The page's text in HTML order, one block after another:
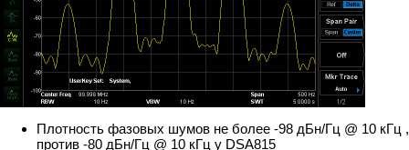
Плотность фазовых шумов не более -98 дБн/Гц @ 10 кГц ,
против -80 дБн/Гц @ 10 кГц у DSA815